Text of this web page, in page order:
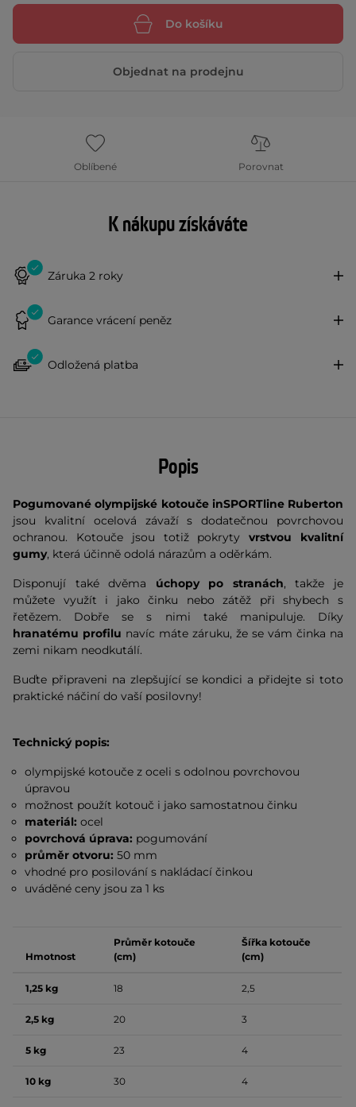
Do košíku
Objednat na prodejnu
Oblíbené Porovnat
K nákupu získáváte
Záruka 2 roky
Garance vrácení peněz
Odložená platba
Popis
Pogumované olympijské kotouče inSPORTline Ruberton
jsou kvalitní ocelová závaží s dodatečnou povrchovou
ochranou. Kotouče jsou totiž pokrytyvrstvou kvalitní
gumy, která účinně odolá nárazům a oděrkám.
Disponují také dvěma úchopy po stranách, takže je
můžete využít i jako činku nebo zátěž při shybech s
řetězem. Dobře se s nimi také manipuluje. Díky
hranatému profilu navíc máte záruku, že se vám činka na
zemi nikam neodkutálí.
Buďte připraveni na zlepšující se kondici a přidejte si toto
praktické náčiní do vaší posilovny!
Technický popis:
olympijské kotouče z oceli s odolnou povrchovou
úpravou
možnost použít kotouč i jako samostatnou činku
materiál: ocel
povrchová úprava: pogumování
průměr otvoru:50 mm
vhodné pro posilování s nakládací činkou
uváděné ceny jsou za 1 ks
Hmotnost
Průměr kotouče
(cm)
Šířka kotouče
(cm)
1,25 kg 18 2,5
2,5 kg 20 3
5 kg 23 4
10 kg 30 4